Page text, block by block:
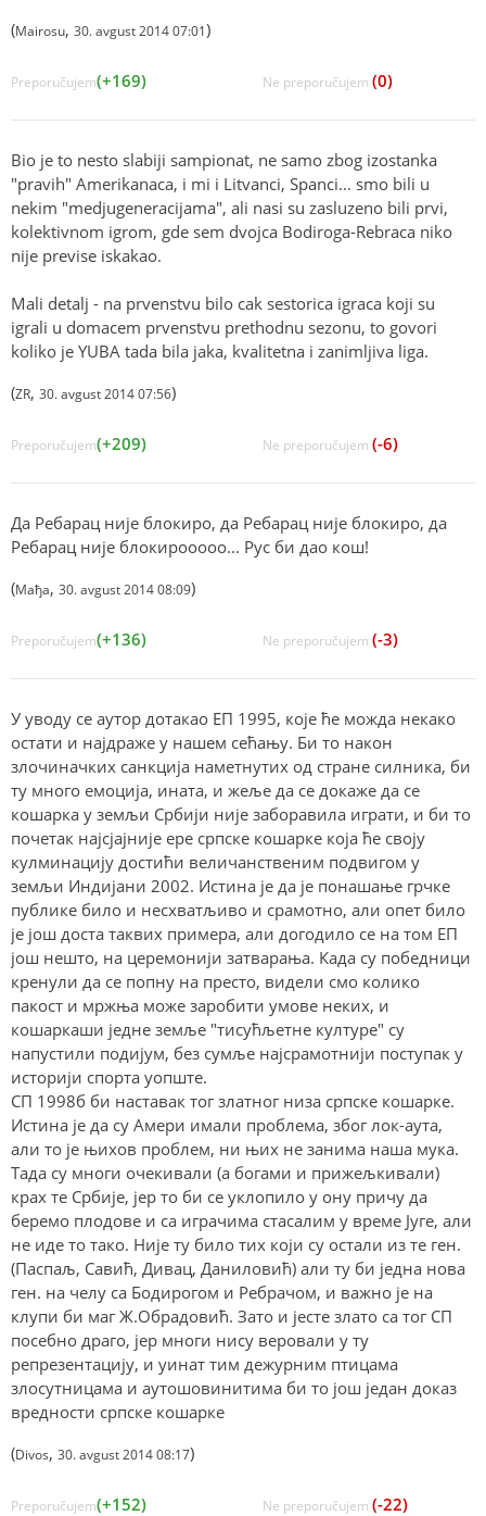
(Mairosu, 30. avgust 2014 07:01)
Preporučujem(+169) Ne preporučujem (0)
Bio je to nesto slabiji sampionat, ne samo zbog izostanka
"pravih" Amerikanaca, i mi i Litvanci, Spanci... smo bili u
nekim "medjugeneracijama", ali nasi su zasluzeno bili prvi,
kolektivnom igrom, gde sem dvojca Bodiroga-Rebraca niko
nije previse iskakao.
Mali detalj - na prvenstvu bilo cak sestorica igraca koji su
igrali u domacem prvenstvu prethodnu sezonu, to govori
koliko je YUBA tada bila jaka, kvalitetna i zanimljiva liga.
(ZR, 30. avgust 2014 07:56)
Preporučujem(+209) Ne preporučujem (-6)
Да Ребарац није блокиро, да Ребарац није блокиро, да
Ребарац није блокирооооо... Рус би дао кош!
(Мађа, 30. avgust 2014 08:09)
Preporučujem(+136) Ne preporučujem (-3)
У уводу се аутор дотакао ЕП 1995, које ће можда некако
остати и најдраже у нашем сећању. Би то након
злочиначких санкција наметнутих од стране силника, би
ту много емоција, ината, и жеље да се докаже да се
кошарка у земљи Србији није заборавила играти, и би то
почетак најсјајније ере српске кошарке која ће своју
кулминацију достићи величанственим подвигом у
земљи Индијани 2002. Истина је да је понашање грчке
публике било и несхватљиво и срамотно, али опет било
је још доста таквих примера, али догодило се на том ЕП
још нешто, на церемонији затварања. Када су победници
кренули да се попну на престо, видели смо колико
пакост и мржња може заробити умове неких, и
кошаркаши једне земље "тисућљетне културе" су
напустили подијум, без сумље најсрамотнији поступак у
историји спорта уопште.
СП 1998б би наставак тог златног низа српске кошарке.
Истина је да су Амери имали проблема, због лок-аута,
али то је њихов проблем, ни њих не занима наша мука.
Тада су многи очекивали (а богами и прижељкивали)
крах те Србије, јер то би се уклопило у ону причу да
беремо плодове и са играчима стасалим у време Југе, али
не иде то тако. Није ту било тих који су остали из те ген.
(Паспаљ, Савић, Дивац, Даниловић) али ту би једна нова
ген. на челу са Бодирогом и Ребрачом, и важно је на
клупи би маг Ж.Обрадовић. Зато и јесте злато са тог СП
посебно драго, јер многи нису веровали у ту
репрезентацију, и уинат тим дежурним птицама
злосутницама и аутошовинитима би то још један доказ
вредности српске кошарке
(Divos, 30. avgust 2014 08:17)
Preporučujem(+152) Ne preporučujem (-22)